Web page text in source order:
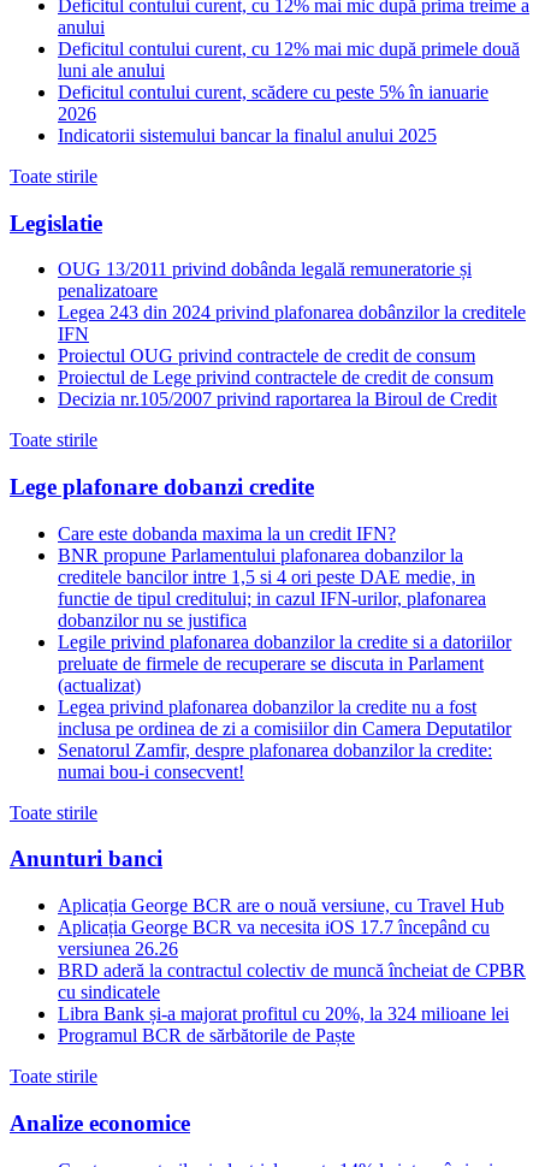
Deficitul contului curent, cu 12% mai mic după prima treime a
anului
Deficitul contului curent, cu 12% mai mic după primele două
luni ale anului
Deficitul contului curent, scădere cu peste 5% în ianuarie
2026
Indicatorii sistemului bancar la finalul anului 2025
Toate stirile
Legislatie
OUG 13/2011 privind dobânda legală remuneratorie și
penalizatoare
Legea 243 din 2024 privind plafonarea dobânzilor la creditele
IFN
Proiectul OUG privind contractele de credit de consum
Proiectul de Lege privind contractele de credit de consum
Decizia nr.105/2007 privind raportarea la Biroul de Credit
Toate stirile
Lege plafonare dobanzi credite
Care este dobanda maxima la un credit IFN?
BNR propune Parlamentului plafonarea dobanzilor la
creditele bancilor intre 1,5 si 4 ori peste DAE medie, in
functie de tipul creditului; in cazul IFN-urilor, plafonarea
dobanzilor nu se justifica
Legile privind plafonarea dobanzilor la credite si a datoriilor
preluate de firmele de recuperare se discuta in Parlament
(actualizat)
Legea privind plafonarea dobanzilor la credite nu a fost
inclusa pe ordinea de zi a comisiilor din Camera Deputatilor
Senatorul Zamfir, despre plafonarea dobanzilor la credite:
numai bou-i consecvent!
Toate stirile
Anunturi banci
Aplicația George BCR are o nouă versiune, cu Travel Hub
Aplicația George BCR va necesita iOS 17.7 începând cu
versiunea 26.26
BRD aderă la contractul colectiv de muncă încheiat de CPBR
cu sindicatele
Libra Bank și-a majorat profitul cu 20%, la 324 milioane lei
Programul BCR de sărbătorile de Paște
Toate stirile
Analize economice